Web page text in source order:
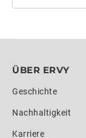
ÜBER ERVY
Geschichte
Nachhaltigkeit
Karriere